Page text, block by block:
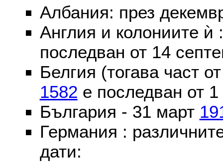
Албания: през
Англия и колониите
последван от 14
Белгия (тогава част
1582 е последван от
България - 31 март
Германия :
дати: